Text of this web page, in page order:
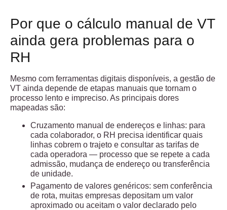
Por que o cálculo manual de VT
ainda gera problemas para o
RH
Mesmo com ferramentas digitais disponíveis, a gestão de
VT ainda depende de etapas manuais que tornam o
processo lento e impreciso. As principais dores
mapeadas são:
Cruzamento manual de endereços e linhas: para
cada colaborador, o RH precisa identificar quais
linhas cobrem o trajeto e consultar as tarifas de
cada operadora — processo que se repete a cada
admissão, mudança de endereço ou transferência
de unidade.
Pagamento de valores genéricos: sem conferência
de rota, muitas empresas depositam um valor
aproximado ou aceitam o valor declarado pelo